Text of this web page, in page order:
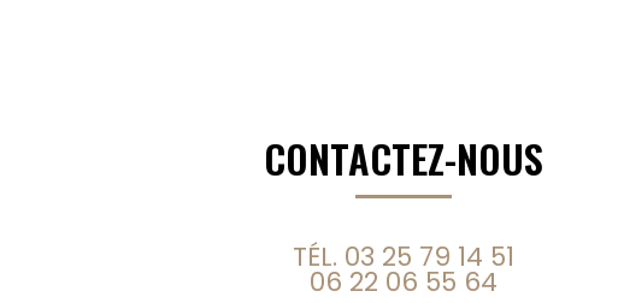
CONTACTEZ-NOUS
TÉL. 03 25 79 14 51
06 22 06 55 64